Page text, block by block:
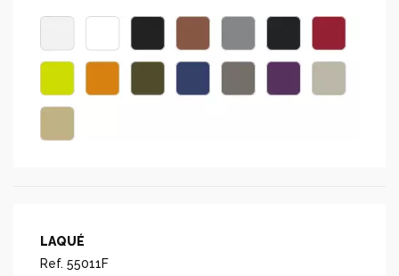
LAQUÉ
Ref. 55011F